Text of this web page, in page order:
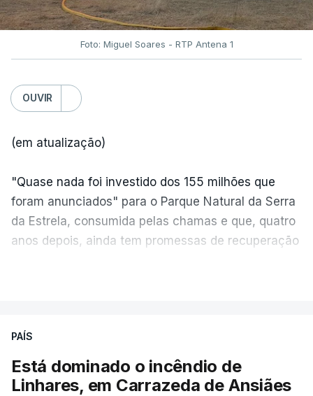
Foto: Miguel Soares - RTP Antena 1
OUVIR
(em atualização)
"Quase nada foi investido dos 155 milhões que
foram anunciados" para o Parque Natural da Serra
da Estrela, consumida pelas chamas e que, quatro
anos depois, ainda tem promessas de recuperação
ESTE CONTEÚDO ESTÁ NESTE
PAÍS
Está dominado o incêndio de
Linhares, em Carrazeda de Ansiães